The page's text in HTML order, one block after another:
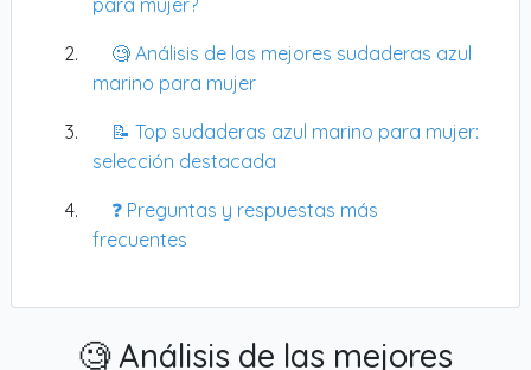
🧐 Análisis de las mejores sudaderas azul
marino para mujer
📝 Top sudaderas azul marino para mujer:
selección destacada
❓ Preguntas y respuestas más
frecuentes
🧐 Análisis de las mejores